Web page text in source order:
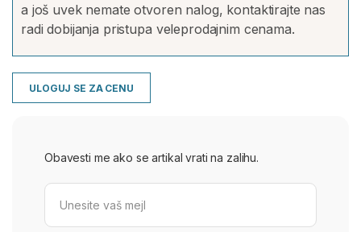
a još uvek nemate otvoren nalog, kontaktirajte nas
radi dobijanja pristupa veleprodajnim cenama.
ULOGUJ SE ZA CENU
Obavesti me ako se artikal vrati na zalihu.